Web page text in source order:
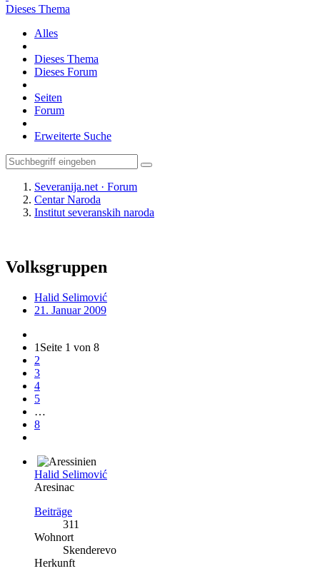
Dieses Thema
Alles
Dieses Thema
Dieses Forum
Seiten
Forum
Erweiterte Suche
Severanija.net · Forum
Centar Naroda
Institut severanskih naroda
Volksgruppen
Halid Selimović
21. Januar 2009
1 Seite 1 von 8
2
3
4
5
…
8
Halid Selimović
Aresinac
Beiträge
311
Wohnort
Skenderevo
Herkunft